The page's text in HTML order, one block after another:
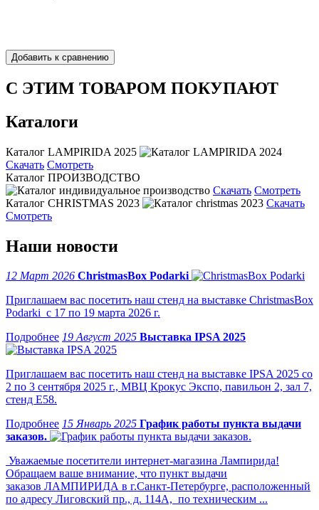
С ЭТИМ ТОВАРОМ ПОКУПАЮТ
Каталоги
Каталог LAMPIRIDA 2025
Скачать Смотреть
Каталог ПРОИЗВОДСТВО
Скачать Смотреть
Каталог CHRISTMAS 2023
Скачать
Смотреть
Наши новости
12 Март 2026 ChristmasBox Podarki
Приглашаем вас посетить наш стенд на выставке ChristmasBox
Podarki с 17 по 19 марта 2026 г.
19 Август 2025 Выставка IPSA 2025
Приглашаем вас посетить наш стенд на выставке IPSA 2025 со
2 по 3 сентября 2025 г., МВЦ Крокус Экспо, павильон 2, зал 7,
стенд Е58.
15 Январь 2025 График работы пункта выдачи
заказов.
Уважаемые посетители интернет-магазина Лампирида!
Обращаем ваше внимание, что пункт выдачи
заказов ЛАМПИРИДА в г.Санкт-Петербурге, расположенный
по адресу Лиговский пр., д. 114А, по техническим ...